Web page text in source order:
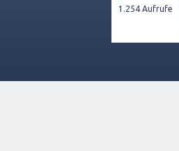
1.254 Aufrufe